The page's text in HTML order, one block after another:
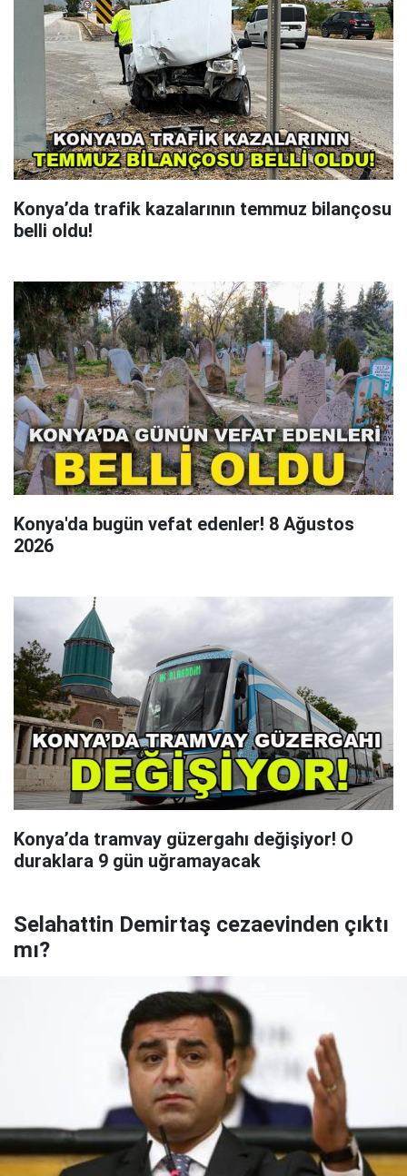
Konya’da trafik kazalarının temmuz bilançosu
belli oldu!
Konya'da bugün vefat edenler! 8 Ağustos
2026
Konya’da tramvay güzergahı değişiyor! O
duraklara 9 gün uğramayacak
Selahattin Demirtaş cezaevinden çıktı
mı?